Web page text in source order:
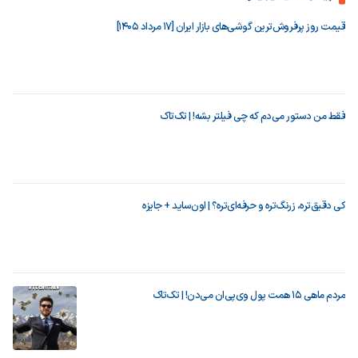
قیمت روز پرفروش‌ترین گوشی‌های بازار ایران [17 مرداد 1405]
فقط من دستور می‌دم که چی فیلتر بشه! | تک‌تاک
کی دقیق‌تره، زرنگ‌تره و حرفه‌ای‌تره؟ | اون‌ساید + جایزه
مردم ماهی ۱۵ همت پول وی‌پی‌ان می‌دن! | تک‌تاک